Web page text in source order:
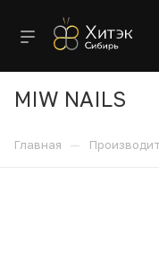
MIW NAILS
Главная —